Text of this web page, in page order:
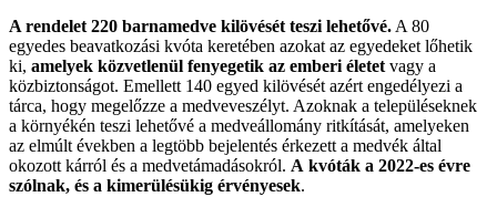
A rendelet 220 barnamedve kilövését teszi lehetővé. A 80
egyedes beavatkozási kvóta keretében azokat az egyedeket lőhetik
ki, amelyek közvetlenül fenyegetik az emberi életet vagy a
közbiztonságot. Emellett 140 egyed kilövését azért engedélyezi a
tárca, hogy megelőzze a medveveszélyt. Azoknak a településeknek
a környékén teszi lehetővé a medveállomány ritkítását, amelyeken
az elmúlt években a legtöbb bejelentés érkezett a medvék által
okozott kárról és a medvetámadásokról. A kvóták a 2022-es évre
szólnak, és a kimerülésükig érvényesek.